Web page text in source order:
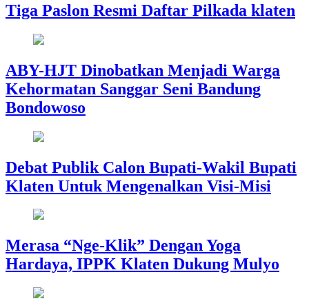
Tiga Paslon Resmi Daftar Pilkada klaten
ABY-HJT Dinobatkan Menjadi Warga
Kehormatan Sanggar Seni Bandung
Bondowoso
Debat Publik Calon Bupati-Wakil Bupati
Klaten Untuk Mengenalkan Visi-Misi
Merasa “Nge-Klik” Dengan Yoga
Hardaya, IPPK Klaten Dukung Mulyo